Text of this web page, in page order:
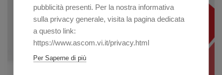
pubblicità presenti. Per la nostra informativa
sulla privacy generale, visita la pagina dedicata
a questo link:
https://www.ascom.vi.it/privacy.html
Per Saperne di più